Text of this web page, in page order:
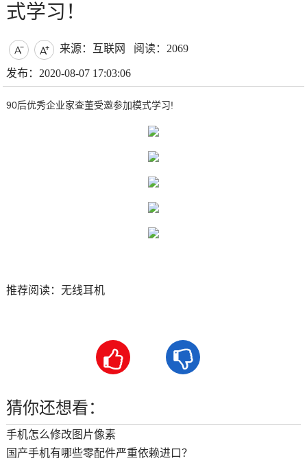
式学习！
  来源：互联网 阅读：2069
发布：2020-08-07 17:03:06
90后优秀企业家查董受邀参加模式学习!
推荐阅读： 无线耳机
 
猜你还想看：
手机怎么修改图片像素
国产手机有哪些零配件严重依赖进口？